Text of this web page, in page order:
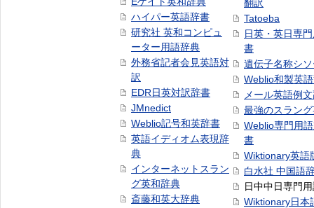
ハイパー英語辞書
研究社 英和コンピュ
ーター用語辞典
外務省記者会見英語対
訳
EDR日英対訳辞書
JMnedict
Weblio記号和英辞書
英語イディオム表現辞
典
インターネットスラン
グ英和辞典
斎藤和英大辞典
翻訳
Tatoeba
日英・英日専
書
遺伝子名称シ
Weblio和製英
メール英語例
最強のスラン
Weblio専門用
書
Wiktionary英語
白水社 中国語
日中中日専門
Wiktionary日本